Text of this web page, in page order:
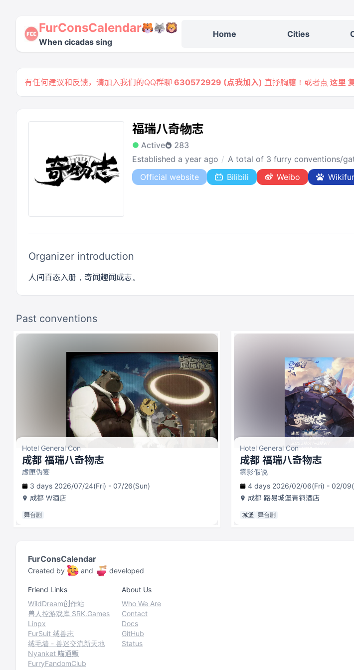
FurConsCalendar
When cicadas sing
Home Cities
有任何建议和反馈，请加入我们的QQ群聊 630572929 (点我加入) 直抒胸臆！或者点 这里
福瑞八奇物志
Active
283
Established a year ago
A total of 3 furry conventions/
Official website
Bilibili Weibo Wikifur
Organizer introduction
人间百态入册，奇闻趣闻成志。
Past conventions
Hotel General Con
成都 福瑞八奇物志
虚匣伪宴
3 days 2026/07/24(Fri) - 07/26(Sun)
成都 W酒店
舞台剧
Hotel General Con
成都 福瑞八奇物志
雾影假说
4 days 2026/02/06(Fri) - 02/
成都 路易城堡青铜酒店
城堡 舞台剧
FurConsCalendar
Created by and developed
Friend Links
WildDream创作站
兽人控游戏库 SRK.Games
Linpx
FurSuit 绒兽志
绒毛墙 - 兽迷交流新天地
Nyanket 喵通贩
FurryFandomClub
About Us
Who We Are
Contact
Docs
GitHub
Status